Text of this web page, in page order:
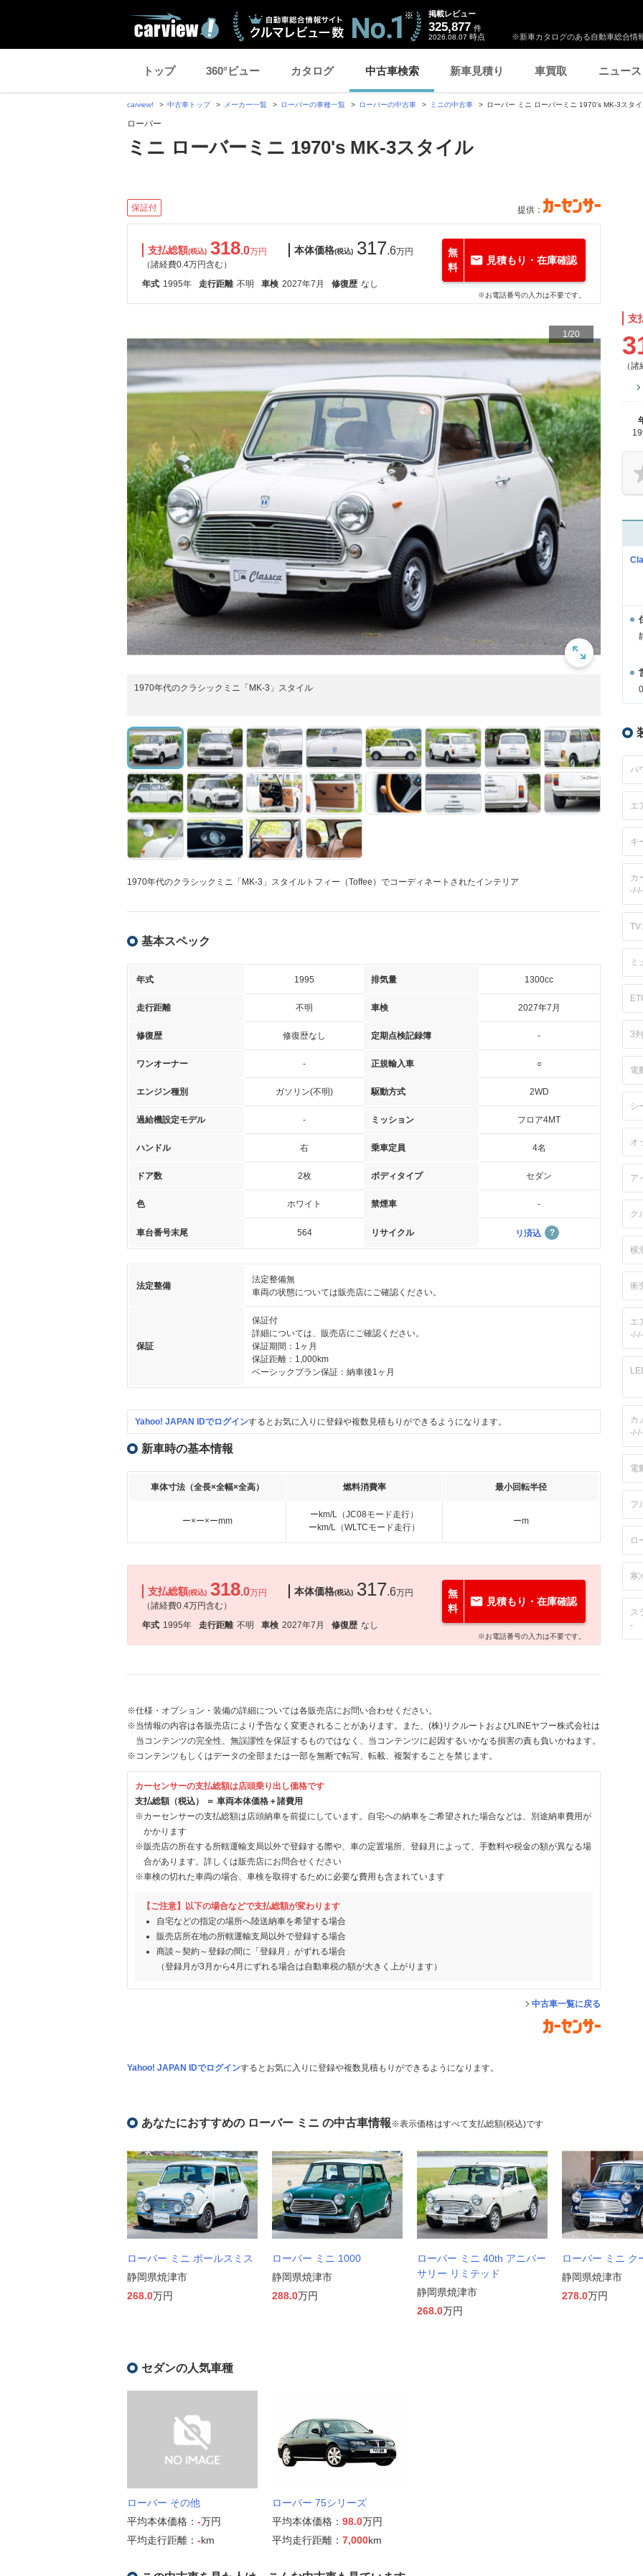
※新車カタログのある自動車総合情
掲載レビュー
325,877 件
2026.08.07 時点
トップ 360°ビュー カタログ 中古車検索 新車見積り 車買取 ニュース
carview! 中古車トップ メーカー一覧 ローバーの車種一覧 ローバーの中古車 ミニの中古車 ローバー ミニ ローバーミニ 1970's MK-3スタ
ローバー
ミニ ローバーミニ 1970's MK-3スタイル
保証付 提供：
支払総額(税込) 318.0万円
（諸経費0.4万円含む）
本体価格(税込) 317.6万円
年式 1995年 走行距離 不明 車検 2027年7月 修復歴 なし
無
料
見積もり・在庫確認
※お電話番号の入力は不要です。
1/20
1970年代のクラシックミニ「MK-3」スタイル
1970年代のクラシックミニ「MK-3」スタイルトフィー（Toffee）でコーディネートされたインテリア
基本スペック
年式 1995 排気量 1300cc
走行距離 不明 車検 2027年7月
修復歴 修復歴なし 定期点検記録簿 -
ワンオーナー - 正規輸入車 ○
エンジン種別 ガソリン(不明) 駆動方式 2WD
過給機設定モデル - ミッション フロア4MT
ハンドル 右 乗車定員 4名
ドア数 2枚 ボディタイプ セダン
色 ホワイト 禁煙車 -
車台番号末尾 564 リサイクル リ済込
法定整備
法定整備無
車両の状態については販売店にご確認ください。
保証
保証付
詳細については、販売店にご確認ください。
保証期間：1ヶ月
保証距離：1,000km
ベーシックプラン保証：納車後1ヶ月
Yahoo! JAPAN IDでログインするとお気に入りに登録や複数見積もりができるようになります。
新車時の基本情報
車体寸法（全長×全幅×全高） 燃料消費率 最小回転半径
ー×ー×ーmm
ーkm/L（JC08モード走行）
ーkm/L（WLTCモード走行）
ーm
支払総額(税込) 318.0万円
（諸経費0.4万円含む）
本体価格(税込) 317.6万円
年式 1995年 走行距離 不明 車検 2027年7月 修復歴 なし
無
料
見積もり・在庫確認
※お電話番号の入力は不要です。
※仕様・オプション・装備の詳細については各販売店にお問い合わせください。
※当情報の内容は各販売店により予告なく変更されることがあります。また、(株)リクルートおよびLINEヤフー株式会社は
当コンテンツの完全性、無誤謬性を保証するものではなく、当コンテンツに起因するいかなる損害の責も負いかねます。
※コンテンツもしくはデータの全部または一部を無断で転写、転載、複製することを禁じます。
カーセンサーの支払総額は店頭乗り出し価格です
支払総額（税込） ＝ 車両本体価格＋諸費用
※カーセンサーの支払総額は店頭納車を前提にしています。自宅への納車をご希望された場合などは、別途納車費用が
かかります
※販売店の所在する所轄運輸支局以外で登録する際や、車の定置場所、登録月によって、手数料や税金の額が異なる場
合があります。詳しくは販売店にお問合せください
※車検の切れた車両の場合、車検を取得するために必要な費用も含まれています
【ご注意】以下の場合などで支払総額が変わります
自宅などの指定の場所へ陸送納車を希望する場合
販売店所在地の所轄運輸支局以外で登録する場合
商談～契約～登録の間に「登録月」がずれる場合
（登録月が3月から4月にずれる場合は自動車税の額が大きく上がります）
中古車一覧に戻る
Yahoo! JAPAN IDでログインするとお気に入りに登録や複数見積もりができるようになります。
支
（
パ
エ
キ
カ
ミ
3
電
シ
オ
ア
ク
横
衝
エ
カ
電
フ
ロ
寒
ス
-
あなたにおすすめの ローバー ミニ の中古車情報※表示価格はすべて支払総額(税込)です
ローバー ミニ ポールスミス
静岡県焼津市
268.0万円
ローバー ミニ 1000
静岡県焼津市
288.0万円
ローバー ミニ 40th アニバー
サリー リミテッド
静岡県焼津市
268.0万円
ローバー ミニ ク
静岡県焼津市
278.0万円
セダンの人気車種
ローバー その他
平均本体価格： -万円
平均走行距離： -km
ローバー 75シリーズ
平均本体価格： 98.0万円
平均走行距離： 7,000km